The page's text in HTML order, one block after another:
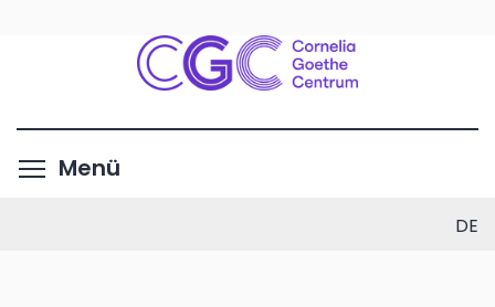
Inhalt
Menü
DE